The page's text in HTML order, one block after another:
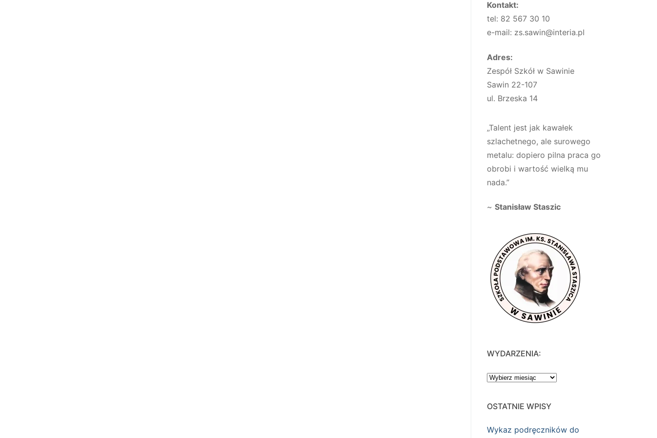
Kontakt:
tel: 82 567 30 10
e-mail: zs.sawin@interia.pl
Adres:
Zespół Szkół w Sawinie
Sawin 22-107
ul. Brzeska 14
„Talent jest jak kawałek
szlachetnego, ale surowego
metalu: dopiero pilna praca go
obrobi i wartość wielką mu
nada.”
~ Stanisław Staszic
WYDARZENIA:
WYDARZENIA:
OSTATNIE WPISY
Wykaz podręczników do